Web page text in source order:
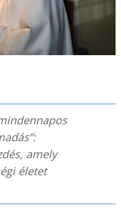
amely
életet